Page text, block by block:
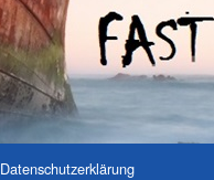
Datenschutzerklärung